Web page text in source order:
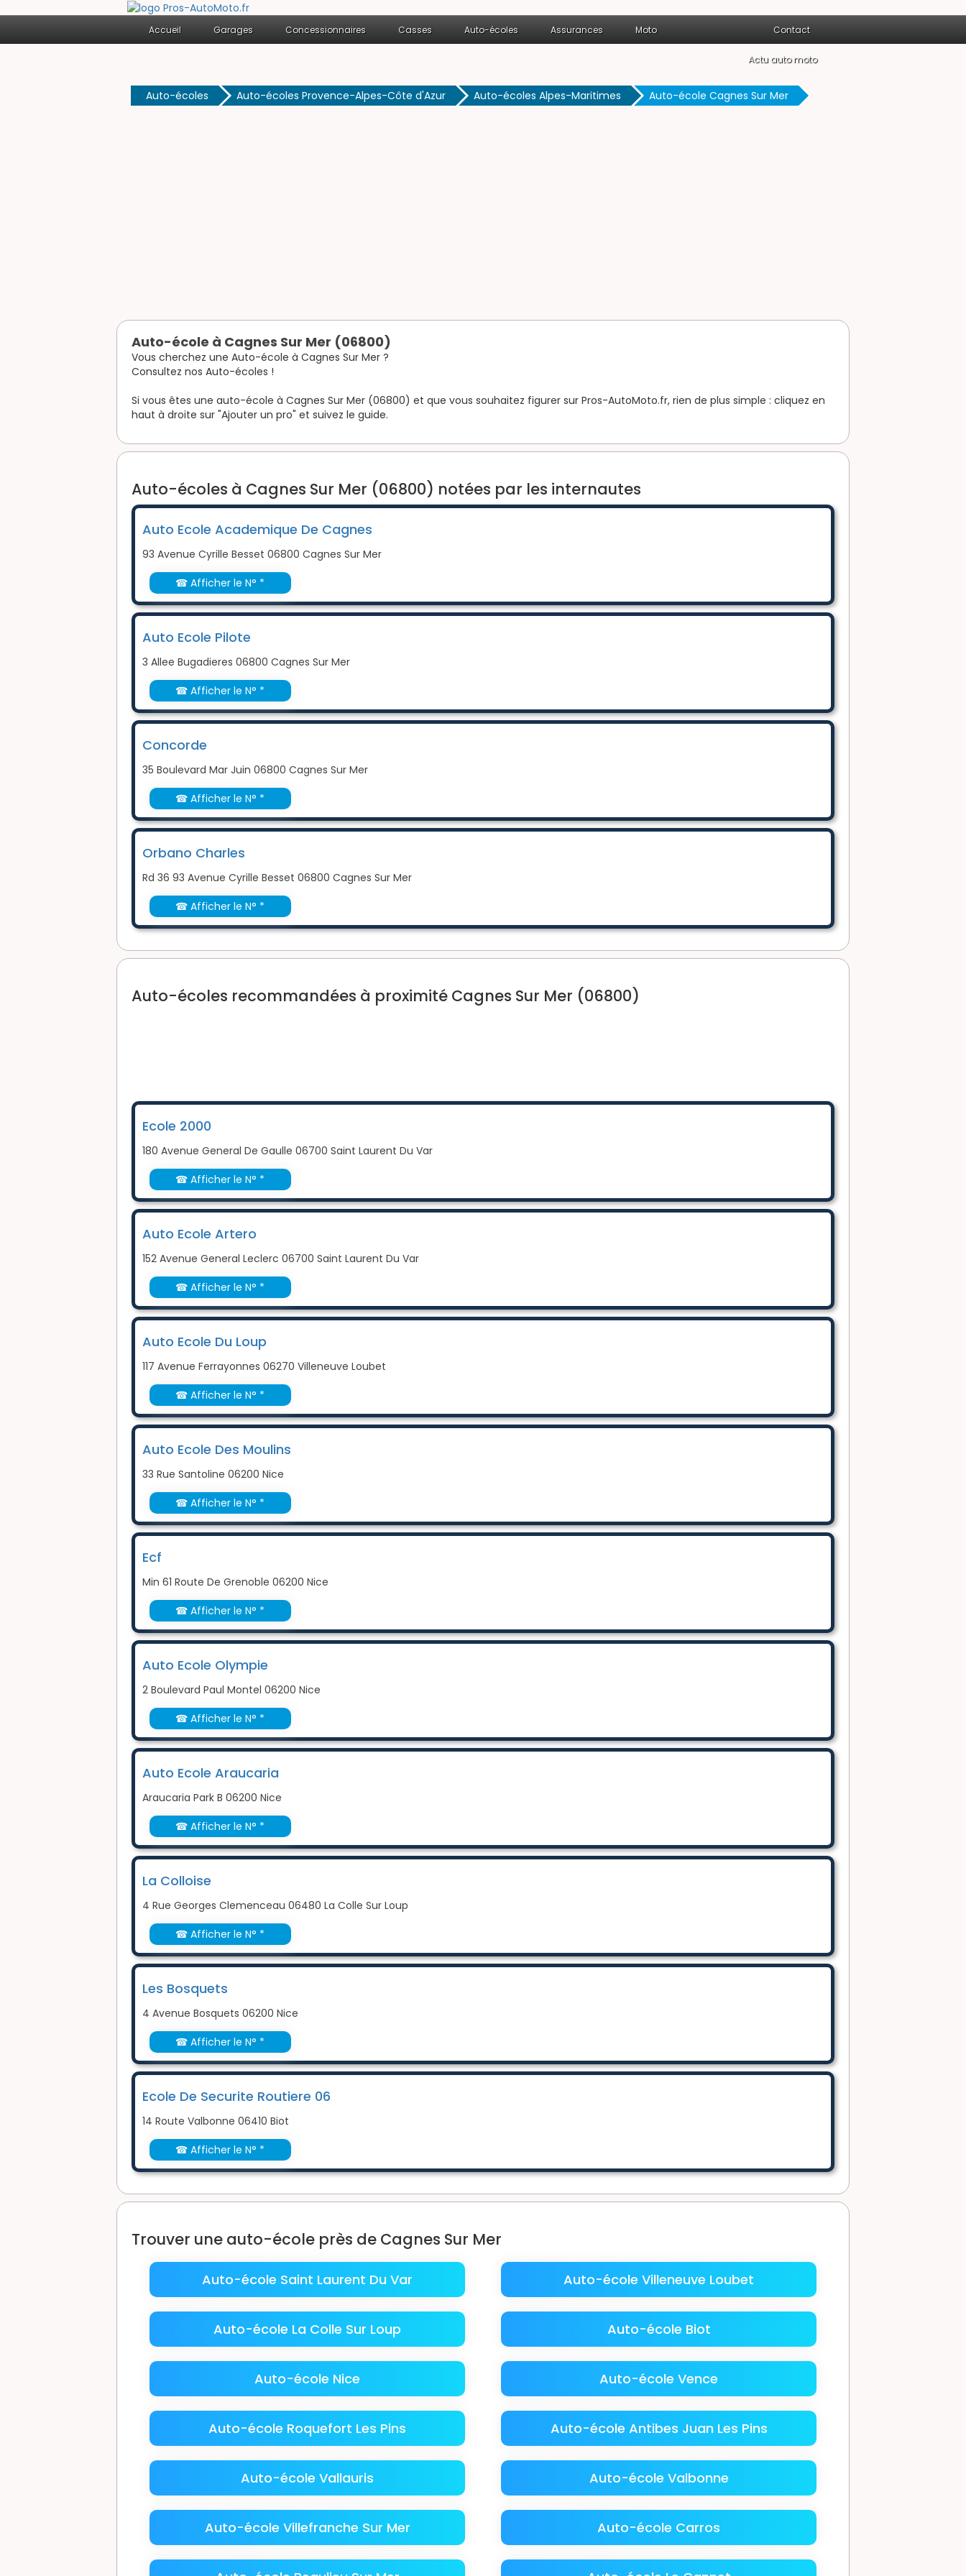
Accueil Garages Concessionnaires Casses Auto-écoles Assurances Moto Contact
Actu auto moto
Auto-écoles Auto-écoles Provence-Alpes-Côte d'Azur Auto-écoles Alpes-Maritimes Auto-école Cagnes Sur Mer
Auto-école à Cagnes Sur Mer (06800)
Vous cherchez une Auto-école à Cagnes Sur Mer ?
Consultez nos Auto-écoles !
Si vous êtes une auto-école à Cagnes Sur Mer (06800) et que vous souhaitez figurer sur Pros-AutoMoto.fr, rien de plus simple : cliquez en
haut à droite sur "Ajouter un pro" et suivez le guide.
Auto-écoles à Cagnes Sur Mer (06800) notées par les internautes
Auto Ecole Academique De Cagnes
93 Avenue Cyrille Besset 06800 Cagnes Sur Mer
☎ Afficher le N° *
Auto Ecole Pilote
3 Allee Bugadieres 06800 Cagnes Sur Mer
☎ Afficher le N° *
Concorde
35 Boulevard Mar Juin 06800 Cagnes Sur Mer
☎ Afficher le N° *
Orbano Charles
Rd 36 93 Avenue Cyrille Besset 06800 Cagnes Sur Mer
☎ Afficher le N° *
Auto-écoles recommandées à proximité Cagnes Sur Mer (06800)
Ecole 2000
180 Avenue General De Gaulle 06700 Saint Laurent Du Var
☎ Afficher le N° *
Auto Ecole Artero
152 Avenue General Leclerc 06700 Saint Laurent Du Var
☎ Afficher le N° *
Auto Ecole Du Loup
117 Avenue Ferrayonnes 06270 Villeneuve Loubet
☎ Afficher le N° *
Auto Ecole Des Moulins
33 Rue Santoline 06200 Nice
☎ Afficher le N° *
Ecf
Min 61 Route De Grenoble 06200 Nice
☎ Afficher le N° *
Auto Ecole Olympie
2 Boulevard Paul Montel 06200 Nice
☎ Afficher le N° *
Auto Ecole Araucaria
Araucaria Park B 06200 Nice
☎ Afficher le N° *
La Colloise
4 Rue Georges Clemenceau 06480 La Colle Sur Loup
☎ Afficher le N° *
Les Bosquets
4 Avenue Bosquets 06200 Nice
☎ Afficher le N° *
Ecole De Securite Routiere 06
14 Route Valbonne 06410 Biot
☎ Afficher le N° *
Trouver une auto-école près de Cagnes Sur Mer
Auto-école Saint Laurent Du Var Auto-école Villeneuve Loubet
Auto-école La Colle Sur Loup Auto-école Biot
Auto-école Nice Auto-école Vence
Auto-école Roquefort Les Pins Auto-école Antibes Juan Les Pins
Auto-école Vallauris Auto-école Valbonne
Auto-école Villefranche Sur Mer Auto-école Carros